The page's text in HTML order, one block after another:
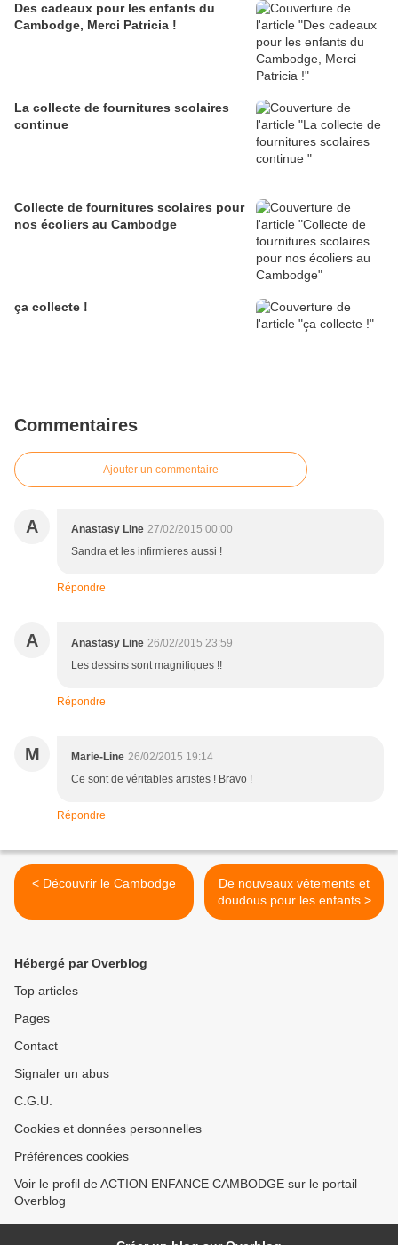
Des cadeaux pour les enfants du
Cambodge, Merci Patricia !
La collecte de fournitures scolaires
continue
Collecte de fournitures scolaires pour
nos écoliers au Cambodge
ça collecte !
Commentaires
Ajouter un commentaire
A Anastasy Line 27/02/2015 00:00
Sandra et les infirmieres aussi !
Répondre
A Anastasy Line 26/02/2015 23:59
Les dessins sont magnifiques !!
Répondre
M Marie-Line 26/02/2015 19:14
Ce sont de véritables artistes ! Bravo !
Répondre
< Découvrir le Cambodge
De nouveaux vêtements et
doudous pour les enfants >
Hébergé par Overblog
Top articles
Pages
Contact
Signaler un abus
C.G.U.
Cookies et données personnelles
Préférences cookies
Voir le profil de ACTION ENFANCE CAMBODGE sur le portail
Overblog